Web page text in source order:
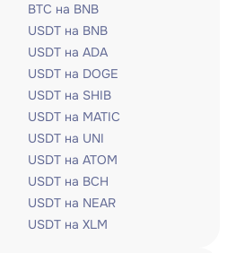
BTC на BNB
USDT на BNB
USDT на ADA
USDT на DOGE
USDT на SHIB
USDT на MATIC
USDT на UNI
USDT на ATOM
USDT на BCH
USDT на NEAR
USDT на XLM